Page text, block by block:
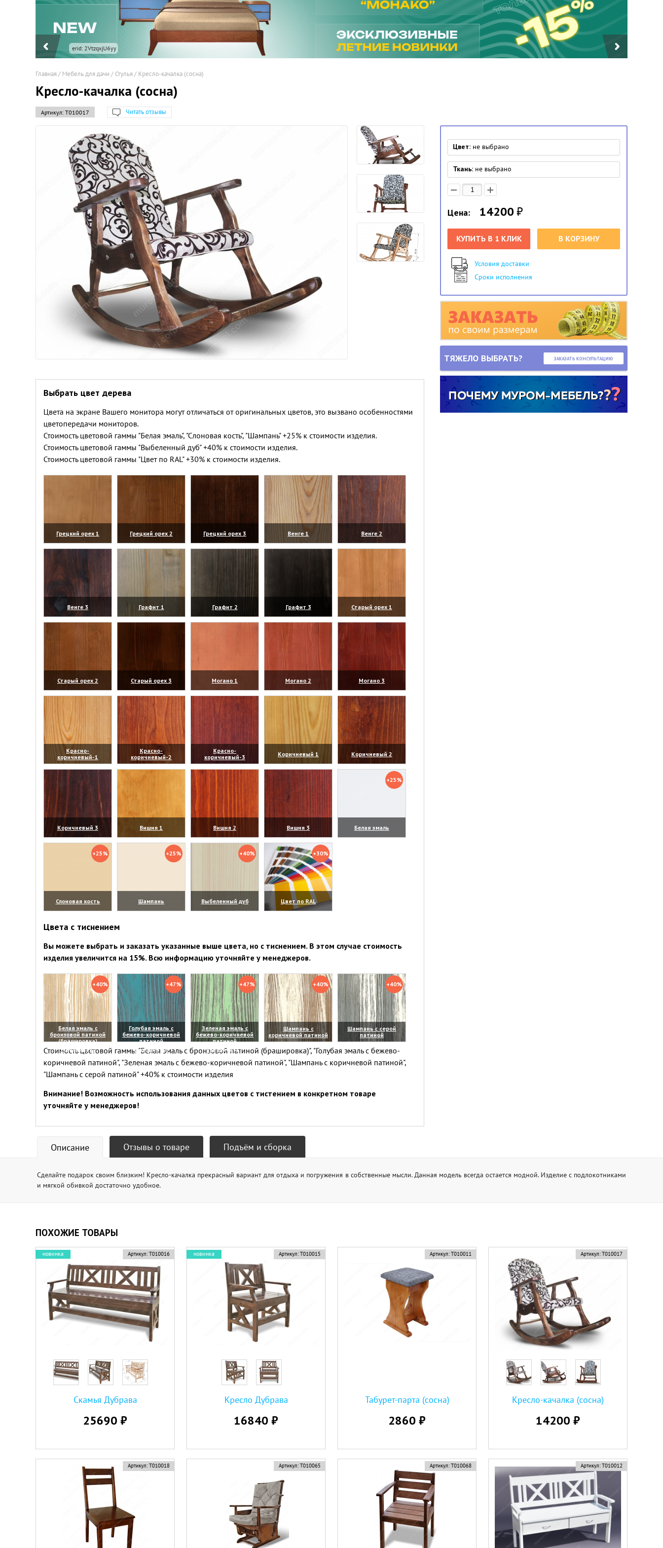
erid: 2VtzqxjU6yy
Главная/ Мебель для дачи / Стулья/ Кресло-качалка (сосна)
Кресло-качалка (сосна)
Артикул: Т010017 Читать отзывы
Цвет: не выбрано
Ткань: не выбрано
Цена: 14200₽
КУПИТЬ В 1 КЛИК В КОРЗИНУ
Условия доставки
Сроки исполнения
ТЯЖЕЛО ВЫБРАТЬ? ЗАКАЗАТЬ КОНСУЛЬТАЦИЮ
Выбрать цвет дерева
Цвета на экране Вашего монитора могут отличаться от оригинальных цветов, это вызвано особенностями
цветопередачи мониторов.
Стоимость цветовой гаммы "Белая эмаль", "Слоновая кость", "Шампань" +25% к стоимости изделия.
Стоимость цветовой гаммы "Выбеленный дуб" +40% к стоимости изделия.
Стоимость цветовой гаммы "Цвет по RAL" +30% к стоимости изделия.
Грецкий орех 1
(увеличить)
Грецкий орех 2
(увеличить)
Грецкий орех 3
(увеличить)
Венге 1
(увеличить)
Венге 2
(увеличить)
Венге 3
(увеличить)
Графит 1
(увеличить)
Графит 2
(увеличить)
Графит 3
(увеличить)
Старый орех 1
(увеличить)
Старый орех 2
(увеличить)
Старый орех 3
(увеличить)
Могано 1
(увеличить)
Могано 2
(увеличить)
Могано 3
(увеличить)
Красно-
коричневый-1
(увеличить)
Красно-
коричневый-2
(увеличить)
Красно-
коричневый-3
(увеличить)
Коричневый 1
(увеличить)
Коричневый 2
(увеличить)
Коричневый 3
(увеличить)
Вишня 1
(увеличить)
Вишня 2
(увеличить)
Вишня 3
(увеличить)
+25%
Белая эмаль
(увеличить)
+25%
Слоновая кость
(увеличить)
+25%
Шампань
(увеличить)
+40%
Выбеленный дуб
(увеличить)
+30%
Цвет по RAL
(увеличить)
Цвета с тиснением
Вы можете выбрать и заказать указанные выше цвета, но с тиснением. В этом случае стоимость
изделия увеличится на 15%. Всю информацию уточняйте у менеджеров.
+40%
Белая эмаль с
бронзовой патиной
(брашировка)
(увеличить)
+47%
Голубая эмаль с
бежево-коричневой
патиной
(увеличить)
+47%
Зеленая эмаль с
бежево-коричневой
патиной
(увеличить)
+40%
Шампань с
коричневой патиной
(увеличить)
+40%
Шампань с серой
патиной
(увеличить)
Стоимость цветовой гаммы "Белая эмаль с бронзовой патиной (брашировка)", "Голубая эмаль с бежево-
коричневой патиной", "Зеленая эмаль с бежево-коричневой патиной", "Шампань с коричневой патиной",
"Шампань с серой патиной" +40% к стоимости изделия
Внимание! Возможность использования данных цветов с тистением в конкретном товаре
уточняйте у менеджеров!
Описание Отзывы о товаре Подъём и сборка
Сделайте подарок своим близким! Кресло-качалка прекрасный вариант для отдыха и погружения в собственные мысли. Данная модель всегда остается модной. Изделие с подлокотниками
и мягкой обивкой достаточно удобное.
ПОХОЖИЕ ТОВАРЫ
новинка Артикул: Т010016
Скамья Дубрава
25690 ₽
новинка Артикул: Т010015
Кресло Дубрава
16840 ₽
Артикул: Т010011
Табурет-парта (сосна)
2860 ₽
Артикул: Т010017
Кресло-качалка (сосна)
14200 ₽
Артикул: Т010018 Артикул: Т010065 Артикул: Т010068 Артикул: Т010012